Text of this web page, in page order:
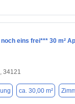
eins frei*** 30 m²
34121
ca. 30,00 m²